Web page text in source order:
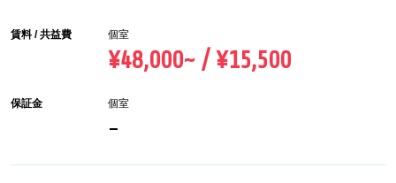
賃料 / 共益費 個室
¥48,000~ / ¥15,500
保証金 個室
-